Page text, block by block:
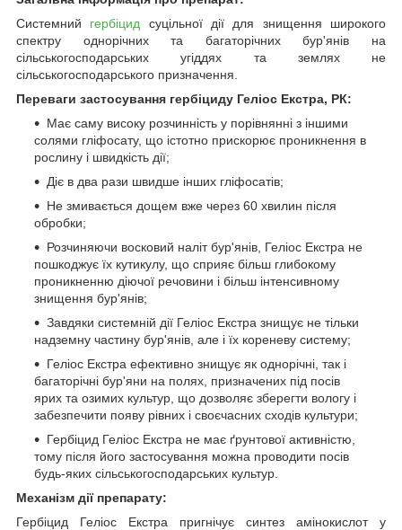
Системний гербіцид суцільної дії для знищення широкого
спектру однорічних та багаторічних бур'янів на
сільськогосподарських угіддях та землях не
сільськогосподарського призначення.
Переваги застосування гербіциду Геліос Екстра, РК:
Має саму високу розчинність у порівнянні з іншими
солями гліфосату, що істотно прискорює проникнення в
рослину і швидкість дії;
Діє в два рази швидше інших гліфосатів;
Не змивається дощем вже через 60 хвилин після
обробки;
Розчиняючи восковий наліт бур'янів, Геліос Екстра не
пошкоджує їх кутикулу, що сприяє більш глибокому
проникненню діючої речовини і більш інтенсивному
знищення бур'янів;
Завдяки системній дії Геліос Екстра знищує не тільки
надземну частину бур'янів, але і їх кореневу систему;
Геліос Екстра ефективно знищує як однорічні, так і
багаторічні бур'яни на полях, призначених під посів
ярих та озимих культур, що дозволяє зберегти вологу і
забезпечити появу рівних і своєчасних сходів культури;
Гербіцид Геліос Екстра не має ґрунтової активністю,
тому після його застосування можна проводити посів
будь-яких сільськогосподарських культур.
Механізм дії препарату:
Гербіцид Геліос Екстра пригнічує синтез амінокислот у